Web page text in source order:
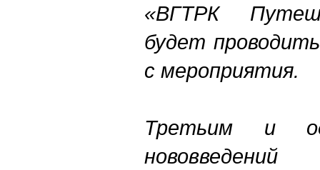
«ВГТРК
будет
с мероприятия.
Третьим и